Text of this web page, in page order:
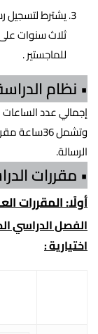
يشترط لتسجيل
ثلاث سنوات على
للماجستير .
• نظام
إجمالي عدد الساعات
وتشمل 36ساعة مقررات دراسية و
الرسالة.
• مقررات
أولًا: المقررات
اختيارية :